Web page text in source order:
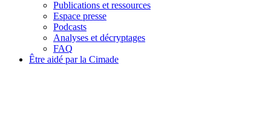
Publications et ressources
Espace presse
Podcasts
Analyses et décryptages
FAQ
Être aidé par la Cimade